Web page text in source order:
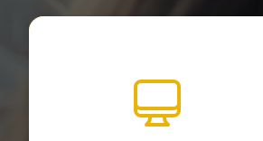
全站視覺設計
透過影像編輯軟體中設計網站介